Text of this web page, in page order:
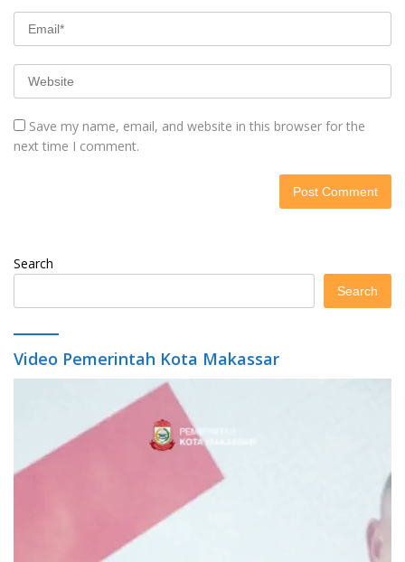
Save my name, email, and website in this browser for the
next time I comment.
Search
Search
Video Pemerintah Kota Makassar